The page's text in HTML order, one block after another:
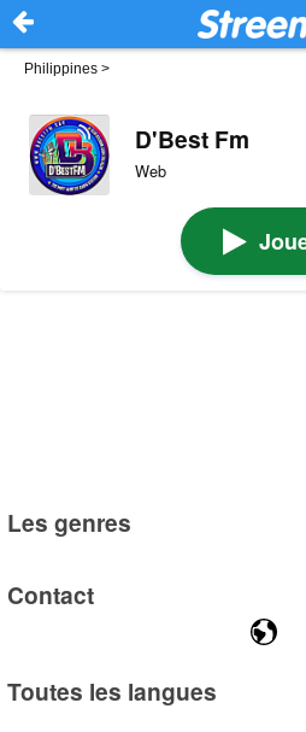
Philippines >
D'Best Fm
Web
Les genres
Contact
Toutes les langues